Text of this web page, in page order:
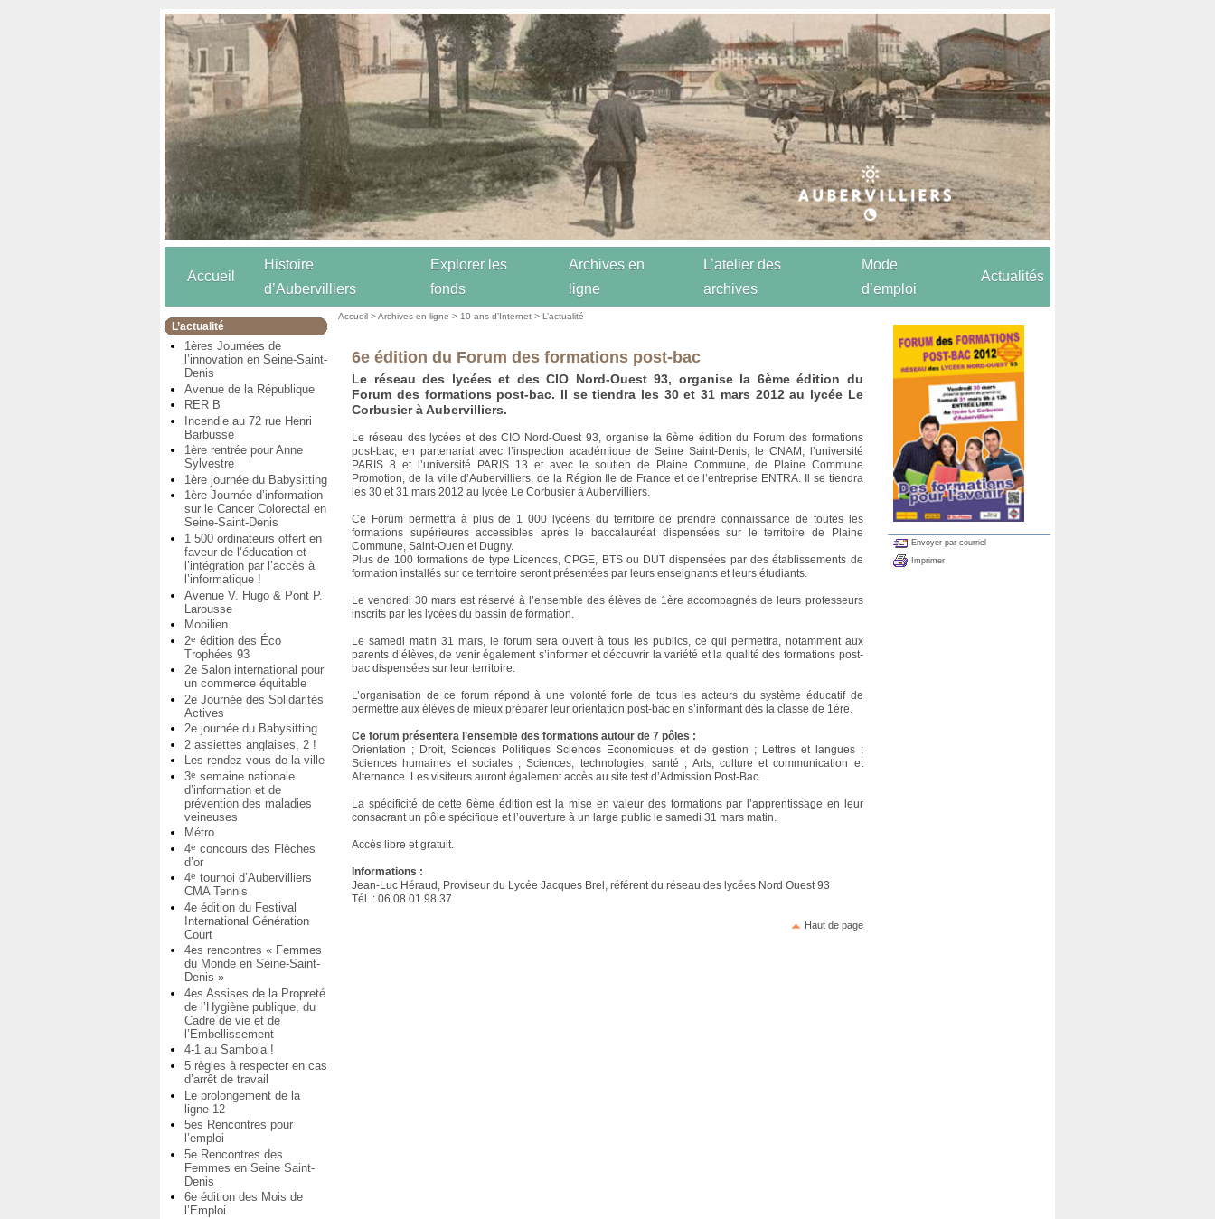
Accueil
Histoire
d’Aubervilliers
Explorer les
fonds
Archives en
ligne
L’atelier des
archives
Mode
d’emploi
Actualités
L’actualité
1ères Journées de
l’innovation en Seine-Saint-
Denis
Avenue de la République
RER B
Incendie au 72 rue Henri
Barbusse
1ère rentrée pour Anne
Sylvestre
1ère journée du Babysitting
1ère Journée d’information
sur le Cancer Colorectal en
Seine-Saint-Denis
1 500 ordinateurs offert en
faveur de l’éducation et
l’intégration par l’accès à
l’informatique !
Avenue V. Hugo & Pont P.
Larousse
Mobilien
2e édition des Éco
Trophées 93
2e Salon international pour
un commerce équitable
2e Journée des Solidarités
Actives
2e journée du Babysitting
2 assiettes anglaises, 2 !
Les rendez-vous de la ville
3e semaine nationale
d’information et de
prévention des maladies
veineuses
Métro
4e concours des Flèches
d’or
4e tournoi d’Aubervilliers
CMA Tennis
4e édition du Festival
International Génération
Court
4es rencontres « Femmes
du Monde en Seine-Saint-
Denis »
4es Assises de la Propreté
de l’Hygiène publique, du
Cadre de vie et de
l’Embellissement
4-1 au Sambola !
5 règles à respecter en cas
d’arrêt de travail
Le prolongement de la
ligne 12
5es Rencontres pour
l’emploi
5e Rencontres des
Femmes en Seine Saint-
Denis
6e édition des Mois de
l’Emploi
Accueil >Archives en ligne > 10 ans d’Internet >L’actualité
6e édition du Forum des formations post-bac
Le réseau des lycées et des CIO Nord-Ouest 93, organise la 6ème édition du
Forum des formations post-bac. Il se tiendra les 30 et 31 mars 2012 au lycée Le
Corbusier à Aubervilliers.
Le réseau des lycées et des CIO Nord-Ouest 93, organise la 6ème édition du Forum des formations
post-bac, en partenariat avec l’inspection académique de Seine Saint-Denis, le CNAM, l’université
PARIS 8 et l’université PARIS 13 et avec le soutien de Plaine Commune, de Plaine Commune
Promotion, de la ville d’Aubervilliers, de la Région Ile de France et de l’entreprise ENTRA. Il se tiendra
les 30 et 31 mars 2012 au lycée Le Corbusier à Aubervilliers.
Ce Forum permettra à plus de 1 000 lycéens du territoire de prendre connaissance de toutes les
formations supérieures accessibles après le baccalauréat dispensées sur le territoire de Plaine
Commune, Saint-Ouen et Dugny.
Plus de 100 formations de type Licences, CPGE, BTS ou DUT dispensées par des établissements de
formation installés sur ce territoire seront présentées par leurs enseignants et leurs étudiants.
Le vendredi 30 mars est réservé à l’ensemble des élèves de 1ère accompagnés de leurs professeurs
inscrits par les lycées du bassin de formation.
Le samedi matin 31 mars, le forum sera ouvert à tous les publics, ce qui permettra, notamment aux
parents d’élèves, de venir également s’informer et découvrir la variété et la qualité des formations post-
bac dispensées sur leur territoire.
L’organisation de ce forum répond à une volonté forte de tous les acteurs du système éducatif de
permettre aux élèves de mieux préparer leur orientation post-bac en s’informant dès la classe de 1ère.
Ce forum présentera l’ensemble des formations autour de 7 pôles :
Orientation ; Droit, Sciences Politiques Sciences Economiques et de gestion ; Lettres et langues ;
Sciences humaines et sociales ; Sciences, technologies, santé ; Arts, culture et communication et
Alternance. Les visiteurs auront également accès au site test d’Admission Post-Bac.
La spécificité de cette 6ème édition est la mise en valeur des formations par l’apprentissage en leur
consacrant un pôle spécifique et l’ouverture à un large public le samedi 31 mars matin.
Accès libre et gratuit.
Informations :
Jean-Luc Héraud, Proviseur du Lycée Jacques Brel, référent du réseau des lycées Nord Ouest 93
Tél. : 06.08.01.98.37
Haut de page
Envoyer par courriel
Imprimer